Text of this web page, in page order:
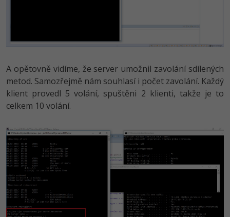
A opětovně vidíme, že server umožnil zavolání sdílených
metod. Samozřejmě nám souhlasí i počet zavolání. Každý
klient provedl 5 volání, spuštěni 2 klienti, takže je to
celkem 10 volání.